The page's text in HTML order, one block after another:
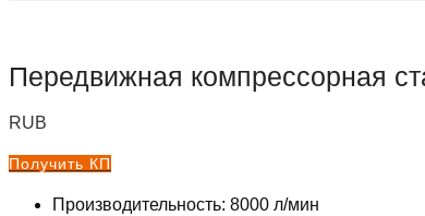
Передвижная компрессорная
RUB
Получить КП
Производительность: 8000 л/мин